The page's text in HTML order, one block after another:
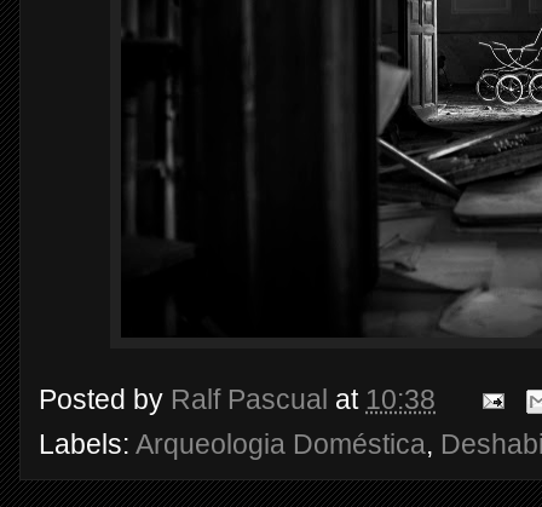
Posted by Ralf Pascual at 10:38
Labels: Arqueologia Doméstica,